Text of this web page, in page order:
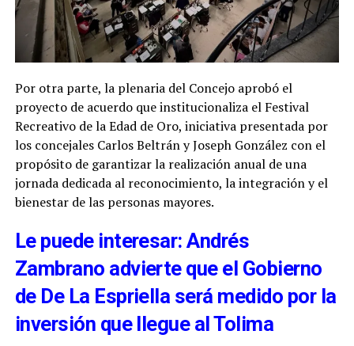
Por otra parte, la plenaria del Concejo aprobó el
proyecto de acuerdo que institucionaliza el Festival
Recreativo de la Edad de Oro, iniciativa presentada por
los concejales Carlos Beltrán y Joseph González con el
propósito de garantizar la realización anual de una
jornada dedicada al reconocimiento, la integración y el
bienestar de las personas mayores.
Le puede interesar: Andrés
Zambrano advierte que el Gobierno
de De La Espriella será medido por la
inversión que llegue al Tolima